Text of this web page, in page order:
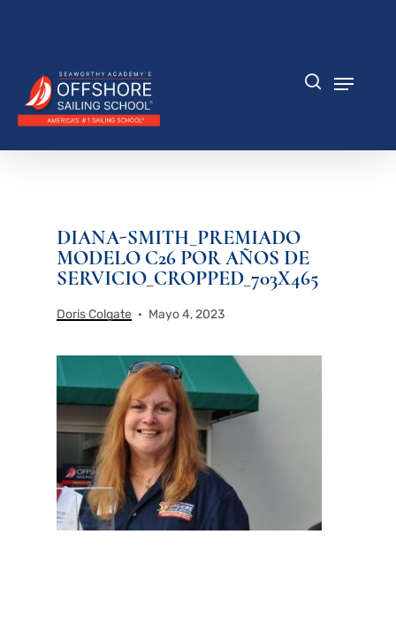
principal
DIANA-SMITH_PREMIADO
MODELO C26 POR AÑOS DE
SERVICIO_CROPPED_703X465
Doris Colgate Mayo 4, 2023
menú